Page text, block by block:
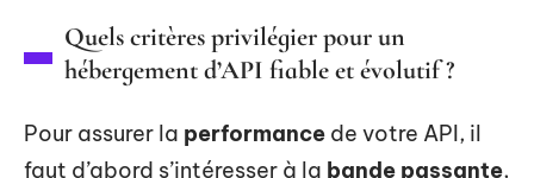
Quels critères privilégier pour un
hébergement d’API fiable et évolutif ?
Pour assurer la performance de votre API, il
faut d’abord s’intéresser à la bande passante,